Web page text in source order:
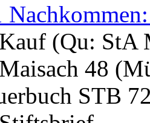
(Qu: StA
48
STB